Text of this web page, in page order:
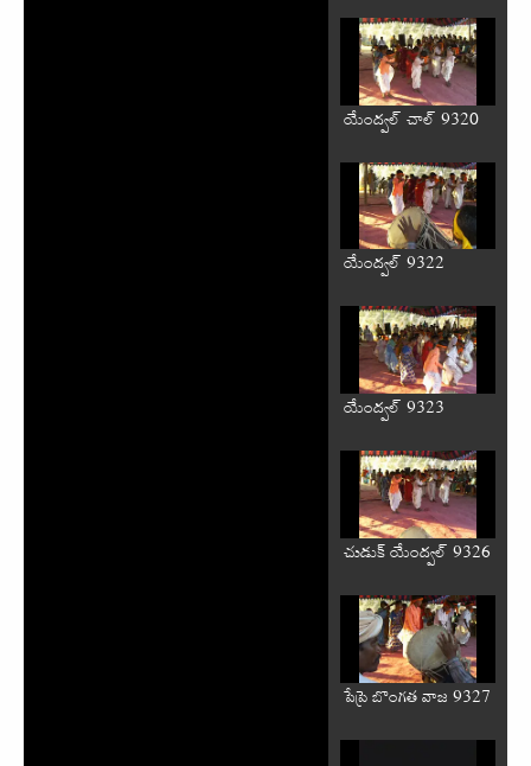
యేంద్వల్ చాల్ 9320
యేంద్వల్ 9322
యేంద్వల్ 9323
చుడుక్ యేంద్వల్ 9326
పేప్రె బొంగత వాజ 9327